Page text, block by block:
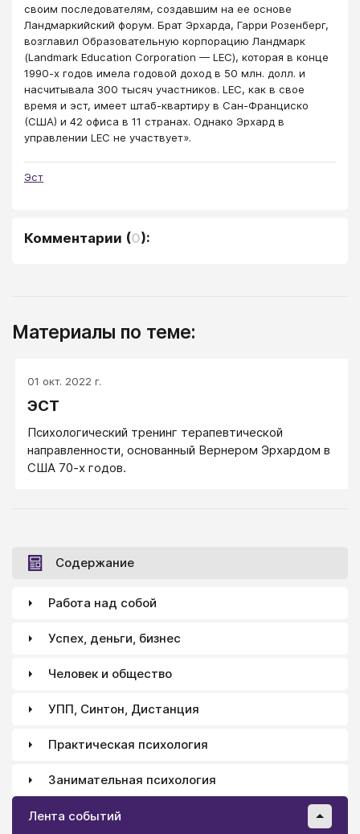
своим последователям, создавшим на ее основе
Ландмаркийский форум. Брат Эрхарда, Гарри Розенберг,
возглавил Образовательную корпорацию Ландмарк
(Landmark Education Corporation — LEC), которая в конце
1990-х годов имела годовой доход в 50 млн. долл. и
насчитывала 300 тысяч участников. LEC, как в свое
время и эст, имеет штаб-квартиру в Сан-Франциско
(США) и 42 офиса в 11 странах. Однако Эрхард в
управлении LEC не участвует».
Эст
Комментарии (0):
Материалы по теме:
01 окт. 2022 г.
ЭСТ
Психологический тренинг терапевтической
направленности, основанный Вернером Эрхардом в
США 70-х годов.
Содержание
Работа над собой
Успех, деньги, бизнес
Человек и общество
УПП, Синтон, Дистанция
Практическая психология
Занимательная психология
Лента событий